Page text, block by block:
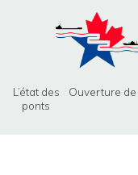
L’état des
ponts
Ouverture